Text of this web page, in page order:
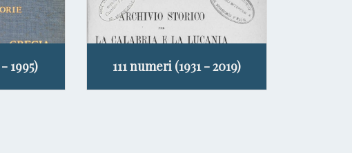
1995) 111 numeri (1931 - 2019)